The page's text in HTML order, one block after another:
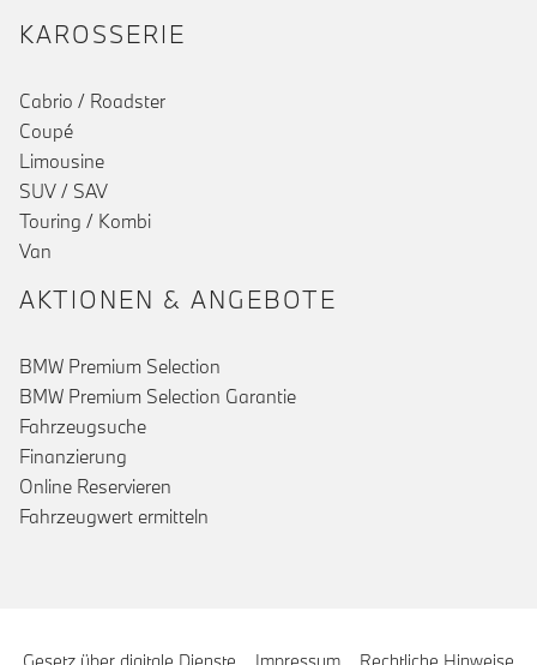
KAROSSERIE
Cabrio / Roadster
Coupé
Limousine
SUV / SAV
Touring / Kombi
Van
AKTIONEN & ANGEBOTE
BMW Premium Selection
BMW Premium Selection Garantie
Fahrzeugsuche
Finanzierung
Online Reservieren
Fahrzeugwert ermitteln